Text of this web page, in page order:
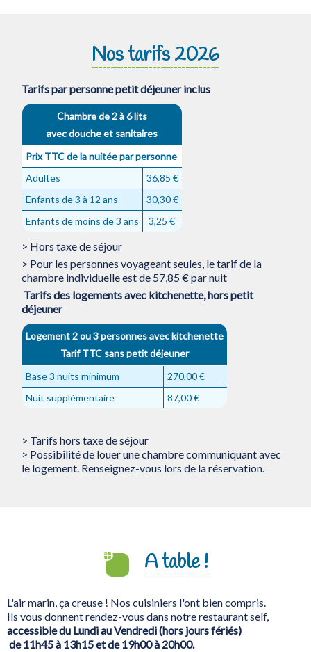
Nos tarifs 2026
Tarifs par personne petit déjeuner inclus
Chambre de 2 à 6 lits
avec douche et sanitaires
Prix TTC de la nuitée par personne
Adultes
36,85 €
Enfants de 3 à 12 ans
30,30 €
Enfants de moins de 3 ans
3,25 €
> Hors taxe de séjour
> Pour les personnes voyageant seules, le tarif de la
chambre individuelle est de 57,85 € par nuit
Tarifs des logements avec kitchenette, hors petit
déjeuner
Logement 2 ou 3 personnes avec kitchenette
Tarif TTC sans petit déjeuner
Base 3 nuits minimum
270,00 €
Nuit supplémentaire
87,00 €
> Tarifs hors taxe de séjour
> Possibilité de louer une chambre communiquant avec
le logement. Renseignez-vous lors de la réservation.
A table !
L'air marin, ça creuse ! Nos cuisiniers l'ont bien compris.
Ils vous donnent rendez-vous dans notre restaurant self,
accessible du Lundi au Vendredi (hors jours fériés)
de 11h45 à 13h15 et de 19h00 à 20h00.